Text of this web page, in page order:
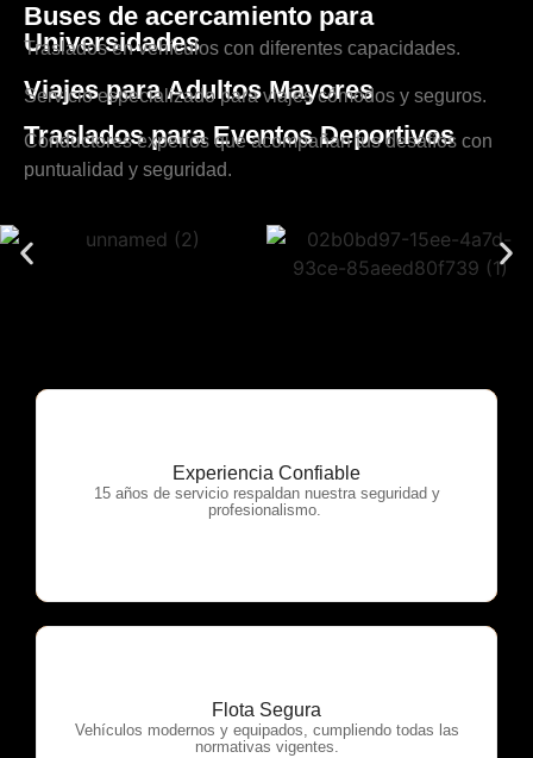
Buses de acercamiento para
Universidades
Traslados en vehículos con diferentes capacidades.
Viajes para Adultos Mayores
Servicio especializado para viajes cómodos y seguros.
Traslados para Eventos Deportivos
Conductores expertos que acompañan tus desafíos con
puntualidad y seguridad.
Experiencia Confiable
15 años de servicio respaldan nuestra seguridad y
profesionalismo.
OTP Servicios
Flota Segura
Vehículos modernos y equipados, cumpliendo todas las
normativas vigentes.
OTP Servicios